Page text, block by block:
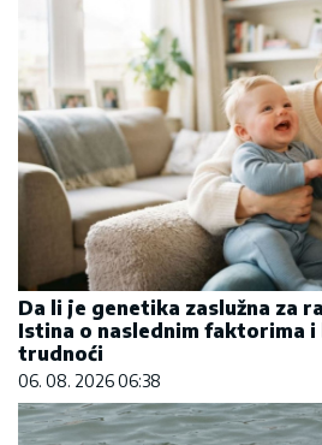
Da li je genetika zaslužna za
Istina o naslednim faktorima i
trudnoći
06. 08. 2026 06:38